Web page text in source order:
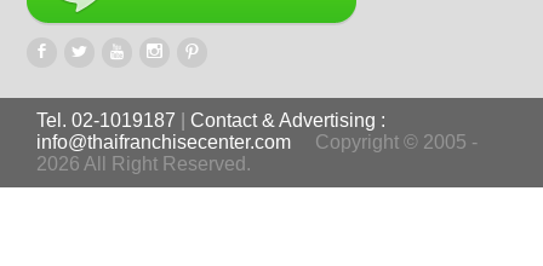
Tel. 02-1019187
Contact & Advertising :
info@thaifranchisecenter.com
Copyright © 2005 -
2026 All Right Reserved.